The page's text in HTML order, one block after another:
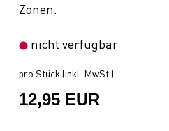
Zonen.
nicht verfügbar
pro Stück (inkl. MwSt.)
12,95 EUR